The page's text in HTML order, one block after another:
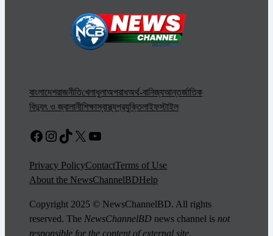
বাংলাদেশরাজনীতিখেলাধুলাঅপরাধঅর্থ-বানিজ্যআন্তর্জাতিক
বিদ্যুৎ ও জ্বালানীশিক্ষাস্বাস্থ্যপ্রযুক্তিলাইফস্টাইল
Facebook
Instagram
TikTok
X YouTube
Privacy PolicyContactTerms of Use
About the NewsChannelBDHelp
Copyright 2025 © NewsChannelBD. All rights
reserved. The NewsChannelBD news channel is not
responsible for the content of external site.